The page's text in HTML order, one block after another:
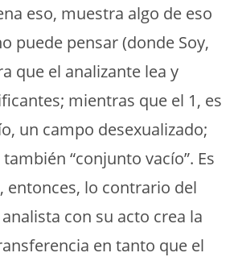
eso, muestra algo de eso
puede pensar (donde Soy,
que el analizante lea y
mientras que el 1, es
un campo desexualizado;
“conjunto vacío”. Es
entonces, lo contrario del
con su acto crea la
en tanto que el